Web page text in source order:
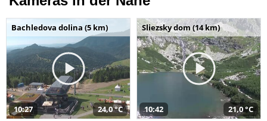
Bachledova dolina (5 km)
10:27 24,0 °C
Sliezsky dom (14 km)
10:42 21,0 °C